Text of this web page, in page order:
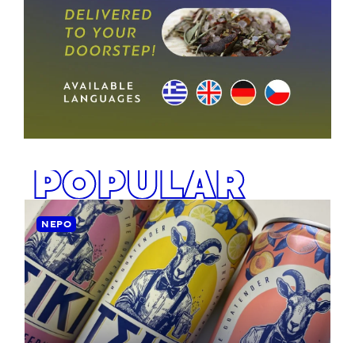
POPULAR
ΝΕΡΌ